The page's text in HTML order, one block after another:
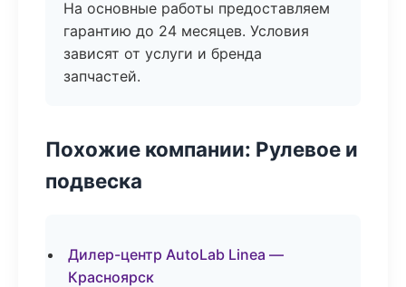
На основные работы предоставляем
гарантию до 24 месяцев. Условия
зависят от услуги и бренда
запчастей.
Похожие компании: Рулевое и
подвеска
Дилер-центр AutoLab Linea —
Красноярск